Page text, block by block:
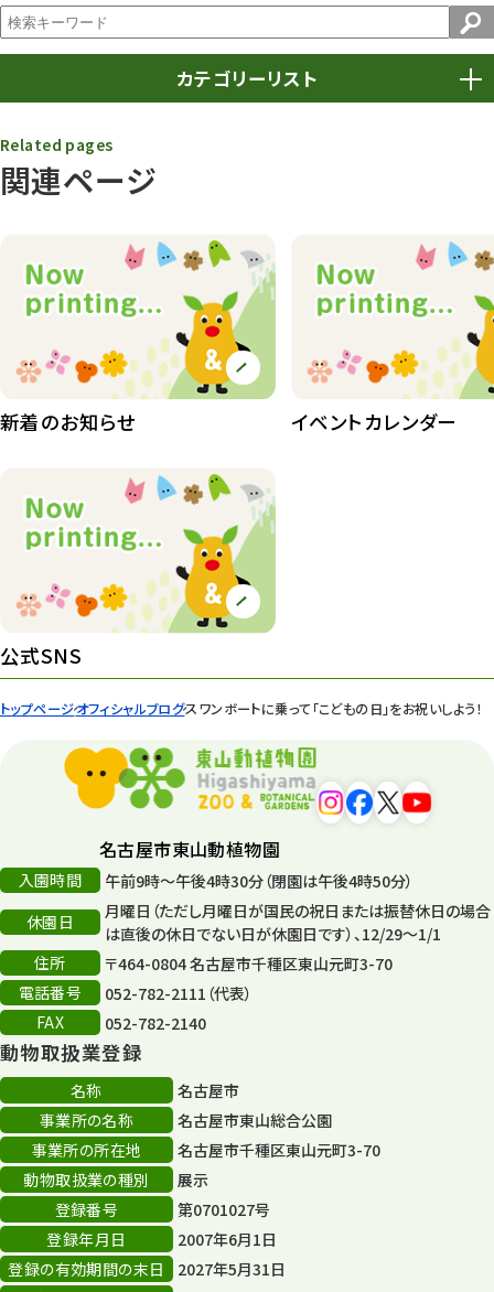
トップページオフィシャルブログスワンボートに乗って「こどもの日」をお祝いしよう！
カテゴリーリスト
動物園
動物園その他 117
植物園 510
植物たち 407
植物園長の庭
桜情報
紅葉情報
ズーボ
イベント
平和公園
森のとこやさん
再生
再生フォーラム
80周年
その他
その他イベント
スカイタワー
年末年始のイベント
関連ページ
Related pages
新着のお知らせ イベントカレンダー
公式SNS
名古屋市東山動植物園
入園時間
午前9時～午後4時30分（閉園は午後4時50分）
休園日
月曜日（ただし月曜日が国民の祝日または振替休日の場合
は直後の休日でない日が休園日です）、12/29～1/1
住所
〒464-0804 名古屋市千種区東山元町3-70
電話番号
052-782-2111（代表）
FAX
052-782-2140
動物取扱業登録
名称
名古屋市
事業所の名称
名古屋市東山総合公園
事業所の所在地
名古屋市千種区東山元町3-70
動物取扱業の種別
展示
登録番号
第0701027号
登録年月日
2007年6月1日
登録の有効期間の末日
2027年5月31日